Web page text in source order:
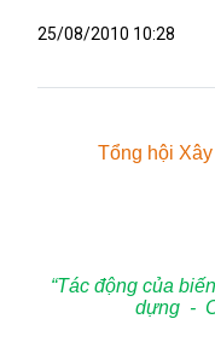
25/08/2010 10:28
Tổng hội
“Tác động của
dựng -